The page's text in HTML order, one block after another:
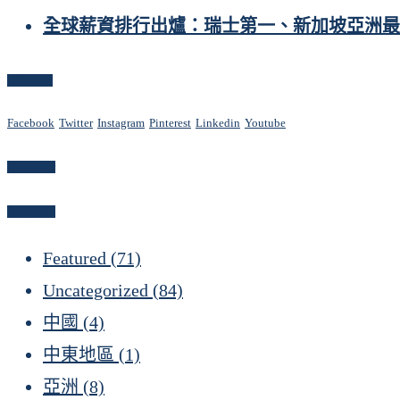
全球薪資排行出爐：瑞士第一、新加坡亞洲
Facebook Twitter Instagram Pinterest Linkedin Youtube
Featured (71)
Uncategorized (84)
中國 (4)
中東地區 (1)
亞洲 (8)